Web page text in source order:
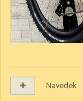
Navedek